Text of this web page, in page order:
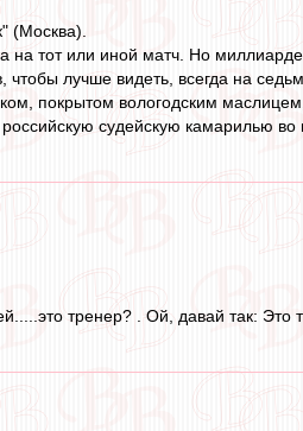
(Москва).
тот или иной матч. Но
лучше видеть, всегда на
покрытом вологодским
судейскую камарилью во
тренер? . Ой, давай так: Это